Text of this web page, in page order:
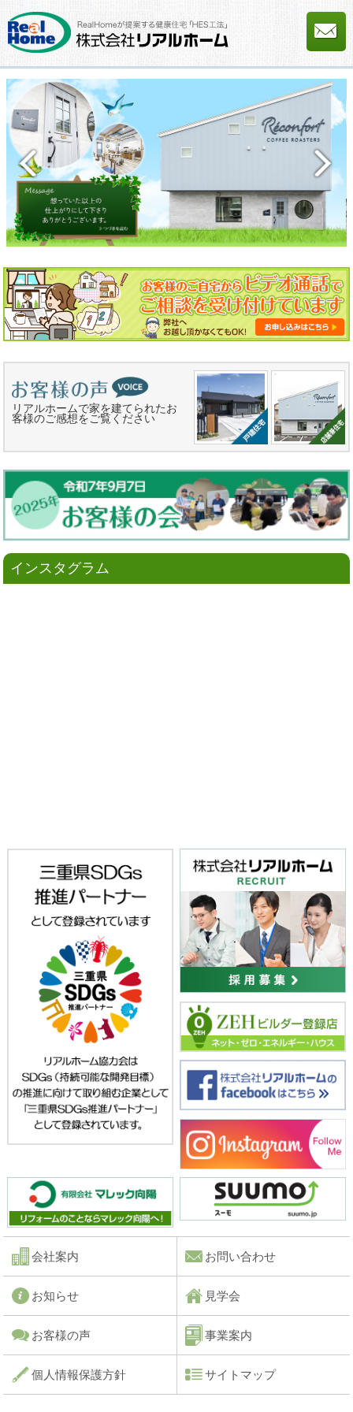
リアルホームで家を建てられたお
客様のご感想をご覧ください
インスタグラム
会社案内 お問い合わせ
お知らせ 見学会
お客様の声 事業案内
個人情報保護方針 サイトマップ